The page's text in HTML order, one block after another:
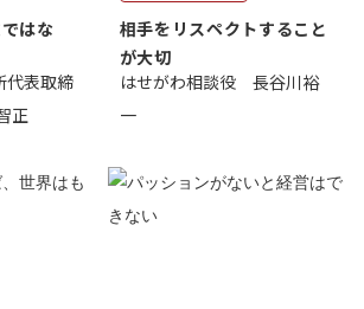
はな
代表取締
正
相手をリスペクトすること
が大切
はせがわ相談役 長谷川裕
一